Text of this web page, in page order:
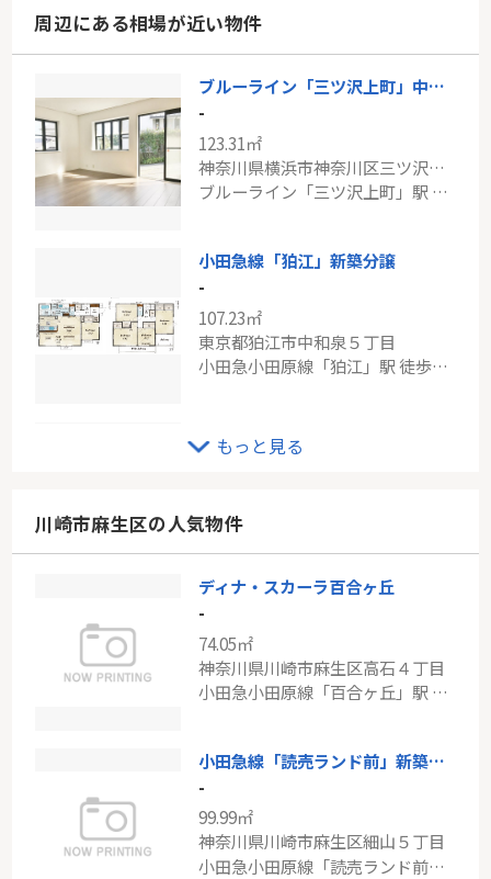
周辺にある相場が近い物件
ブルーライン「三ツ沢上町」中古戸建
-
123.31㎡
神奈川県横浜市神奈川区三ツ沢南町
ブルーライン「三ツ沢上町」駅 徒歩6分
小田急線「狛江」新築分譲
-
107.23㎡
東京都狛江市中和泉５丁目
小田急小田原線「狛江」駅 徒歩17分
ＪＲ南武線「矢野口」新築分譲
-
東京都稲城市矢野口
南武線「矢野口」駅 徒歩9分
109.60㎡
神奈川県川崎市川崎区浜町３丁目
もっと見る
川崎市麻生区の人気物件
ディナ・スカーラ百合ヶ丘
-
74.05㎡
神奈川県川崎市麻生区高石４丁目
小田急小田原線「百合ヶ丘」駅 徒歩9分
小田急線「読売ランド前」新築戸建て
-
99.99㎡
神奈川県川崎市麻生区細山５丁目
小田急小田原線「読売ランド前」駅 徒歩16分